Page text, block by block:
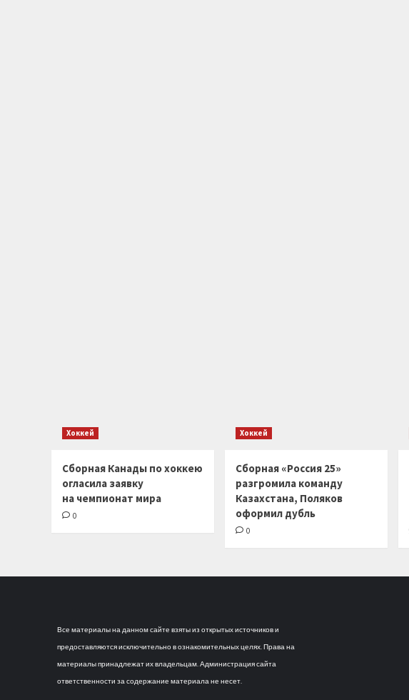
Хоккей
Сборная Канады по хоккею
огласила заявку
на чемпионат мира
0
Хоккей
Сборная «Россия 25»
разгромила команду
Казахстана, Поляков
оформил дубль
0
Все материалы на данном сайте взяты из открытых источников и
предоставляются исключительно в ознакомительных целях. Права на
материалы принадлежат их владельцам. Администрация сайта
ответственности за содержание материала не несет.